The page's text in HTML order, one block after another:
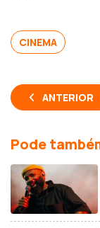
CINEMA
ANTERIOR
Pode